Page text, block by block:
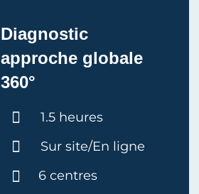
Diagnostic
approche globale
360°
Durée :
1.5 heures
Sur site/En ligne
6 centres